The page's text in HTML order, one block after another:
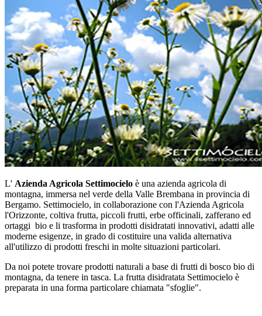
L' Azienda Agricola Settimocielo è una azienda agricola di
montagna, immersa nel verde della Valle Brembana in provincia di
Bergamo. Settimocielo, in collaborazione con l'Azienda Agricola
l'Orizzonte, coltiva frutta, piccoli frutti, erbe officinali, zafferano ed
ortaggi bio e li trasforma in prodotti disidratati innovativi, adatti alle
moderne esigenze, in grado di costituire una valida alternativa
all'utilizzo di prodotti freschi in molte situazioni particolari.
Da noi potete trovare prodotti naturali a base di frutti di bosco bio di
montagna, da tenere in tasca. La frutta disidratata Settimocielo è
preparata in una forma particolare chiamata "sfoglie".